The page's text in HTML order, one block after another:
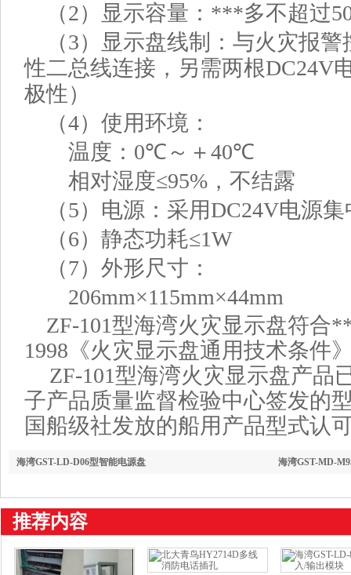
（2）显示容量：***多不超过
（3）显示盘线制：与火灾报
性二总线连接，另需两根DC24V
极性）
（4）使用环境：
温度： 0℃～ ＋40℃
相对湿度≤95% ，不结露
（5）电源：采用DC24V电源
（6）静态功耗≤1W
（7）外形尺寸：
206mm×115mm×44mm
ZF-101型海湾火灾显示盘符合
1998 《火灾显示盘通用技术条件
ZF-101型海湾火灾显示盘产品
子产品质量监督检验中心签发的
国船级社发放的船用产品型式认
海湾GST-MD-
海湾GST-LD-D06型智能电源盘
推荐内容